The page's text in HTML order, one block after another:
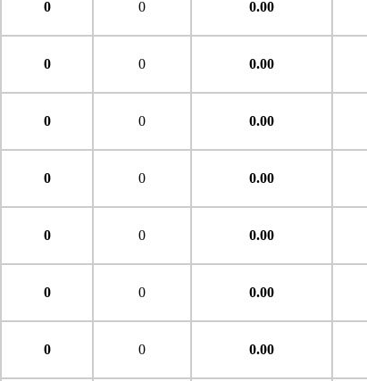
0 0 0.00
0 0 0.00
0 0 0.00
0 0 0.00
0 0 0.00
0 0 0.00
0 0 0.00